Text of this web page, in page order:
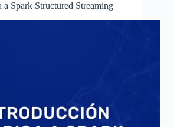
Spark Structured Streaming